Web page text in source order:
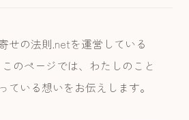
せの法則.netを運営している
のページでは、わたしのこと
ている想いをお伝えします。